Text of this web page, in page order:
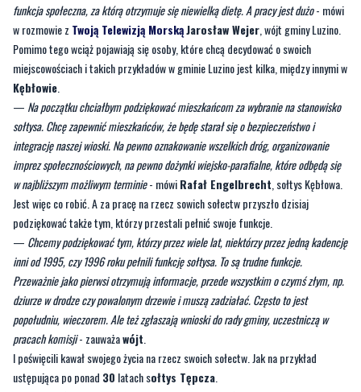
funkcja społeczna, za którą otrzymuje się niewielką dietę. A pracy jest dużo- mówi
w rozmowie z Twoją Telewizją MorskąJarosław Wejer , wójt gminy Luzino.
Pomimo tego wciąż pojawiają się osoby, które chcą decydować o swoich
miejscowościach i takich przykładów w gminie Luzino jest kilka, między innymi w
Kębłowie
— Na początku chciałbym podziękować mieszkańcom za wybranie na stanowisko
sołtysa. Chcę zapewnić mieszkańców, że będę starał się o bezpieczeństwo i
integrację naszej wioski. Na pewno oznakowanie wszelkich dróg, organizowanie
imprez społecznościowych, na pewno dożynki wiejsko-parafialne, które odbędą się
w najbliższym możliwym terminie- mówiRafał Engelbrecht , sołtys Kębłowa.
Jest więc co robić. A za pracę na rzecz sowich sołectw przyszło dzisiaj
podziękować także tym, którzy przestali pełnić swoje funkcje.
— Chcemy podziękować tym, którzy przez wiele lat, niektórzy przez jedną kadencję
inni od 1995, czy 1996 roku pełnili funkcję sołtysa. To są trudne funkcje.
Przeważnie jako pierwsi otrzymują informacje, przede wszystkim o czymś złym, np.
dziurze w drodze czy powalonym drzewie i muszą zadziałać. Często to jest
popołudniu, wieczorem. Ale też zgłaszają wnioski do rady gminy, uczestniczą w
pracach komisji- zauważawójt
I poświęcili kawał swojego życia na rzecz swoich sołectw. Jak na przykład
ustępująca po ponad 30 latach sołtys Tępcza